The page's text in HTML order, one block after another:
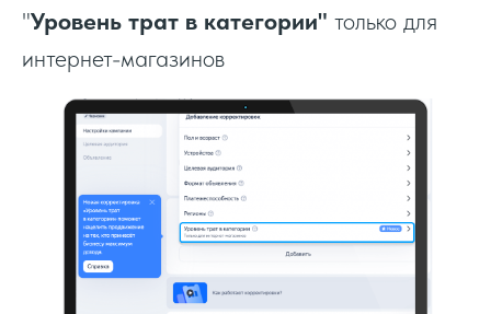
"Уровень трат в категории" только для
интернет-магазинов